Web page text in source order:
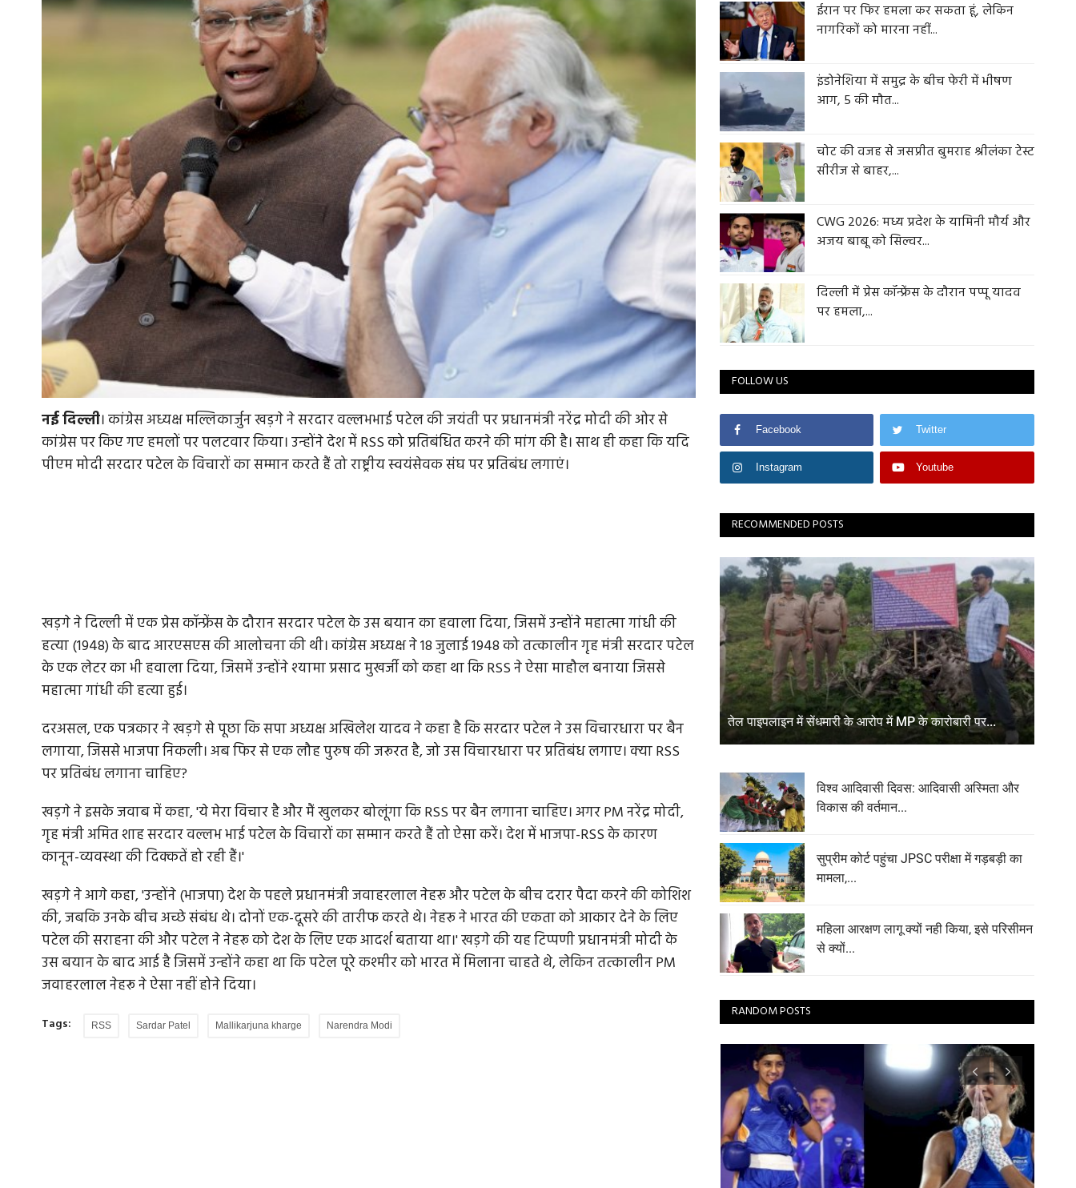
नईदिल्ली। कांग्रेस अध्यक्ष मल्लिकार्जुन खड़गे ने सरदार वल्लभभाई पटेल की जयंती पर प्रधानमंत्री नरेंद्र मोदी की ओर से
कांग्रेस पर किए गए हमलों पर पलटवार किया। उन्होंने देश में RSS को प्रतिबंधित करने की मांग की है। साथ ही कहा कि यदि
पीएम मोदी सरदार पटेल के विचारों का सम्मान करते हैं तो राष्ट्रीय स्वयंसेवक संघ पर प्रतिबंध लगाएं।
खड़गे ने दिल्ली में एक प्रेस कॉन्फ्रेंस के दौरान सरदार पटेल के उस बयान का हवाला दिया, जिसमें उन्होंने महात्मा गांधी की
हत्या (1948) के बाद आरएसएस की आलोचना की थी। कांग्रेस अध्यक्ष ने 18 जुलाई 1948 को तत्कालीन गृह मंत्री सरदार पटेल
के एक लेटर का भी हवाला दिया, जिसमें उन्होंने श्यामा प्रसाद मुखर्जी को कहा था कि RSS ने ऐसा माहौल बनाया जिससे
महात्मा गांधी की हत्या हुई।
दरअसल, एक पत्रकार ने खड़गे से पूछा कि सपा अध्यक्ष अखिलेश यादव ने कहा है कि सरदार पटेल ने उस विचारधारा पर बैन
लगाया, जिससे भाजपा निकली। अब फिर से एक लौह पुरुष की जरूरत है, जो उस विचारधारा पर प्रतिबंध लगाए। क्या RSS
पर प्रतिबंध लगाना चाहिए?
खड़गे ने इसके जवाब में कहा, 'ये मेरा विचार है और मैं खुलकर बोलूंगा कि RSS पर बैन लगाना चाहिए। अगर PM नरेंद्र मोदी,
गृह मंत्री अमित शाह सरदार वल्लभ भाई पटेल के विचारों का सम्मान करते हैं तो ऐसा करें। देश में भाजपा-RSS के कारण
कानून-व्यवस्था की दिक्कतें हो रही हैं।'
खड़गे ने आगे कहा, 'उन्होंने (भाजपा) देश के पहले प्रधानमंत्री जवाहरलाल नेहरू और पटेल के बीच दरार पैदा करने की कोशिश
की, जबकि उनके बीच अच्छे संबंध थे। दोनों एक-दूसरे की तारीफ करते थे। नेहरू ने भारत की एकता को आकार देने के लिए
पटेल की सराहना की और पटेल ने नेहरू को देश के लिए एक आदर्श बताया था।' खड़गे की यह टिप्पणी प्रधानमंत्री मोदी के
उस बयान के बाद आई है जिसमें उन्होंने कहा था कि पटेल पूरे कश्मीर को भारत में मिलाना चाहते थे, लेकिन तत्कालीन PM
जवाहरलाल नेहरू ने ऐसा नहीं होने दिया।
Tags: RSS Sardar Patel Mallikarjuna kharge Narendra Modi
ईरान पर फिर हमला कर सकता हूं, लेकिन
नागरिकों को मारना नहीं...
इंडोनेशिया में समुद्र के बीच फेरी में भीषण
आग, 5 की मौत...
चोट की वजह से जसप्रीत बुमराह श्रीलंका टेस्ट
सीरीज से बाहर,...
CWG 2026: मध्य प्रदेश के यामिनी मौर्य और
अजय बाबू को सिल्वर...
दिल्ली में प्रेस कॉन्फ्रेंस के दौरान पप्पू यादव
पर हमला,...
FOLLOW US
Facebook Twitter
Instagram Youtube
RECOMMENDED POSTS
तेल पाइपलाइन में सेंधमारी के आरोप में MP के कारोबारी पर...
विश्व आदिवासी दिवस: आदिवासी अस्मिता और
विकास की वर्तमान...
सुप्रीम कोर्ट पहुंचा JPSC परीक्षा में गड़बड़ी का
मामला,...
महिला आरक्षण लागू क्यों नही किया, इसे परिसीमन
से क्यों...
RANDOM POSTS